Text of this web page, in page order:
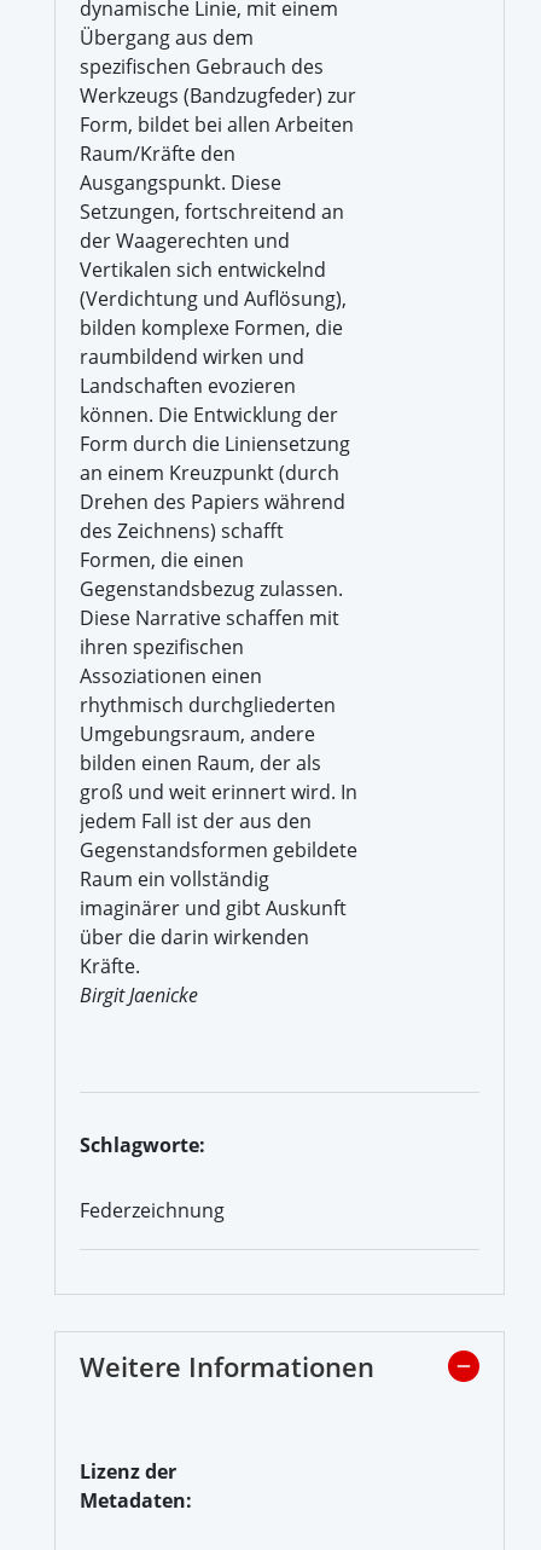
dynamische Linie, mit einem
Übergang aus dem
spezifischen Gebrauch des
Werkzeugs (Bandzugfeder) zur
Form, bildet bei allen Arbeiten
Raum/Kräfte den
Ausgangspunkt. Diese
Setzungen, fortschreitend an
der Waagerechten und
Vertikalen sich entwickelnd
(Verdichtung und Auflösung),
bilden komplexe Formen, die
raumbildend wirken und
Landschaften evozieren
können. Die Entwicklung der
Form durch die Liniensetzung
an einem Kreuzpunkt (durch
Drehen des Papiers während
des Zeichnens) schafft
Formen, die einen
Gegenstandsbezug zulassen.
Diese Narrative schaffen mit
ihren spezifischen
Assoziationen einen
rhythmisch durchgliederten
Umgebungsraum, andere
bilden einen Raum, der als
groß und weit erinnert wird. In
jedem Fall ist der aus den
Gegenstandsformen gebildete
Raum ein vollständig
imaginärer und gibt Auskunft
über die darin wirkenden
Kräfte.
Birgit Jaenicke
Schlagworte:
Federzeichnung
Weitere Informationen
Lizenz der
Metadaten: